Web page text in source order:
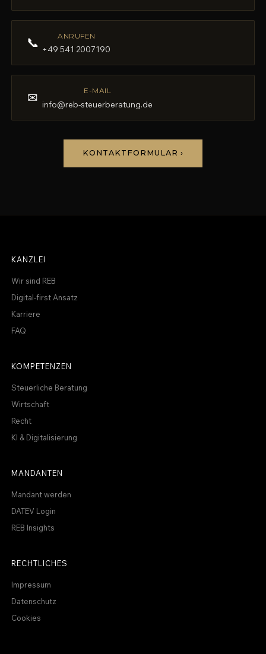
📞 ANRUFEN
+49 541 2007190
✉ E-MAIL
info@reb-steuerberatung.de
KONTAKTFORMULAR ›
KANZLEI
Wir sind REB
Digital-first Ansatz
Karriere
FAQ
KOMPETENZEN
Steuerliche Beratung
Wirtschaft
Recht
KI & Digitalisierung
MANDANTEN
Mandant werden
DATEV Login
REB Insights
RECHTLICHES
Impressum
Datenschutz
Cookies